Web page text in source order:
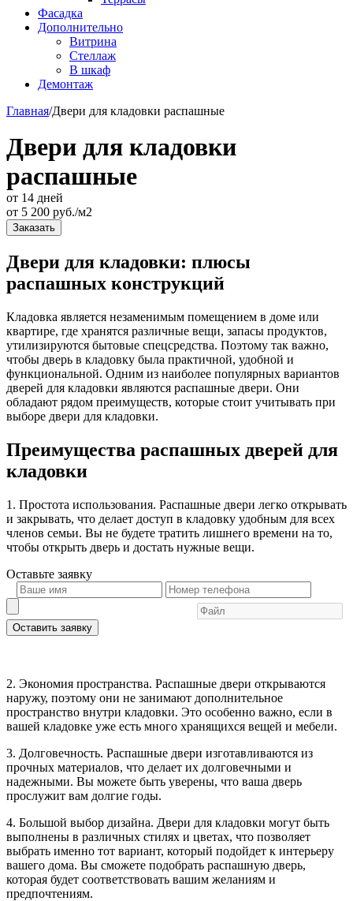
Фасадка
Дополнительно
Витрина
Стеллаж
В шкаф
Демонтаж
Главная/Двери для кладовки распашные
Двери для кладовки
распашные
от 14 дней
от 5 200 руб./м2
Заказать
Двери для кладовки: плюсы
распашных конструкций
Кладовка является незаменимым помещением в доме или
квартире, где хранятся различные вещи, запасы продуктов,
утилизируются бытовые спецсредства. Поэтому так важно,
чтобы дверь в кладовку была практичной, удобной и
функциональной. Одним из наиболее популярных вариантов
дверей для кладовки являются распашные двери. Они
обладают рядом преимуществ, которые стоит учитывать при
выборе двери для кладовки.
Преимущества распашных дверей для
кладовки
1. Простота использования. Распашные двери легко открывать
и закрывать, что делает доступ в кладовку удобным для всех
членов семьи. Вы не будете тратить лишнего времени на то,
чтобы открыть дверь и достать нужные вещи.
Оставьте заявку
Оставить заявку
2. Экономия пространства. Распашные двери открываются
наружу, поэтому они не занимают дополнительное
пространство внутри кладовки. Это особенно важно, если в
вашей кладовке уже есть много хранящихся вещей и мебели.
3. Долговечность. Распашные двери изготавливаются из
прочных материалов, что делает их долговечными и
надежными. Вы можете быть уверены, что ваша дверь
прослужит вам долгие годы.
4. Большой выбор дизайна. Двери для кладовки могут быть
выполнены в различных стилях и цветах, что позволяет
выбрать именно тот вариант, который подойдет к интерьеру
вашего дома. Вы сможете подобрать распашную дверь,
которая будет соответствовать вашим желаниям и
предпочтениям.